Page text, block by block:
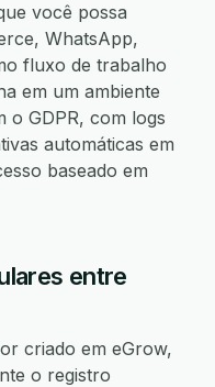
você possa
WhatsApp,
fluxo de trabalho
em um ambiente
o GDPR, com logs
automáticas em
baseado em
entre
criado em eGrow,
o registro